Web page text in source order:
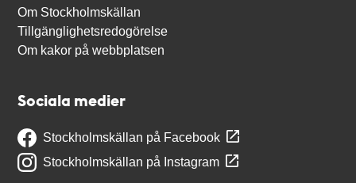
Om Stockholmskällan
Tillgänglighetsredogörelse
Om kakor på webbplatsen
Sociala medier
Stockholmskällan på Facebook
Stockholmskällan på Instagram